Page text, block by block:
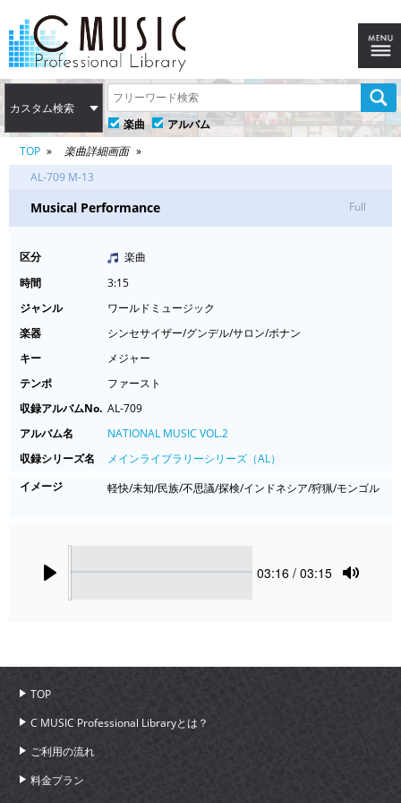
カスタム検索
楽曲
アルバム
TOP
楽曲詳細画面
AL-709 M-13
Musical Performance Full
区分
楽曲
時間
3:15
ジャンル
ワールドミュージック
楽器
シンセサイザー/グンデル/サロン/ボナン
キー
メジャー
テンポ
ファースト
収録アルバムNo. AL-709
アルバム名
NATIONAL MUSIC VOL.2
収録シリーズ名
メインライブラリーシリーズ（AL）
イメージ
軽快/未知/民族/不思議/探検/インドネシア/狩猟/モンゴル
Current
03:16 / 03:15
TOP
C MUSIC Professional Libraryとは？
ご利用の流れ
料金プラン